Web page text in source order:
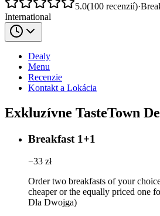
5.0(100 recenzií)·
International
Dealy
Menu
Recenzie
Kontakt a Lokácia
Exkluzívne TasteTown
Breakfast 1+1
−33 zł
Order two breakfasts of your
cheaper or the equally priced one
Dla Dwojga)